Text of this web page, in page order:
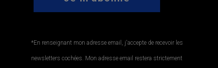
*En renseignant mon adresse email, j'accepte de recevoir les
newsletters cochées. Mon adresse email restera strictement